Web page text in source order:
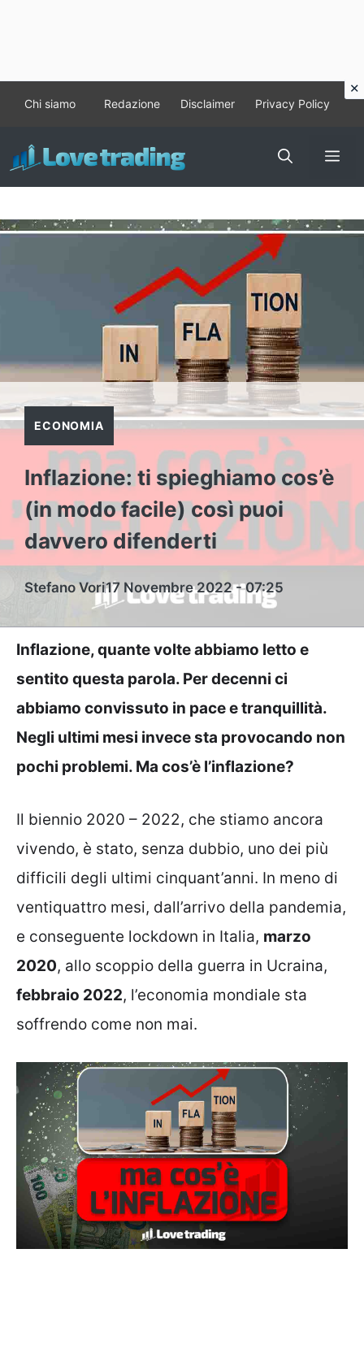
contenuto
Chi siamo Redazione Disclaimer Privacy Policy
ECONOMIA
Inflazione: ti spieghiamo cos’è
(in modo facile) così puoi
davvero difenderti
Stefano Vori17 Novembre 2022 - 07:25
Inflazione, quante volte abbiamo letto e
sentito questa parola. Per decenni ci
abbiamo convissuto in pace e tranquillità.
Negli ultimi mesi invece sta provocando non
pochi problemi. Ma cos’è l’inflazione?
Il biennio 2020 – 2022, che stiamo ancora
vivendo, è stato, senza dubbio, uno dei più
difficili degli ultimi cinquant’anni. In meno di
ventiquattro mesi, dall’arrivo della pandemia,
e conseguente lockdown in Italia, marzo
2020, allo scoppio della guerra in Ucraina,
febbraio 2022, l’economia mondiale sta
soffrendo come non mai.